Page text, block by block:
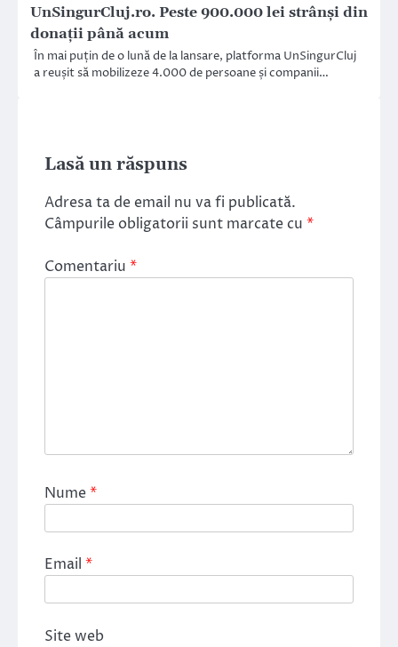
UnSingurCluj.ro. Peste 900.000 lei strânși din
donații până acum
În mai puțin de o lună de la lansare, platforma UnSingurCluj
a reușit să mobilizeze 4.000 de persoane și companii…
Lasă un răspuns
Adresa ta de email nu va fi publicată.
Câmpurile obligatorii sunt marcate cu *
Comentariu *
Nume*
Email *
Site web